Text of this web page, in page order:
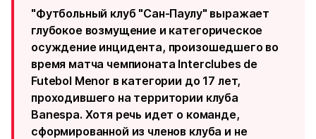
"Футбольный клуб "Сан-Паулу" выражает
глубокое возмущение и категорическое
осуждение инцидента, произошедшего во
время матча чемпионата Interclubes de
Futebol Menor в категории до 17 лет,
проходившего на территории клуба
Banespa. Хотя речь идет о команде,
сформированной из членов клуба и не